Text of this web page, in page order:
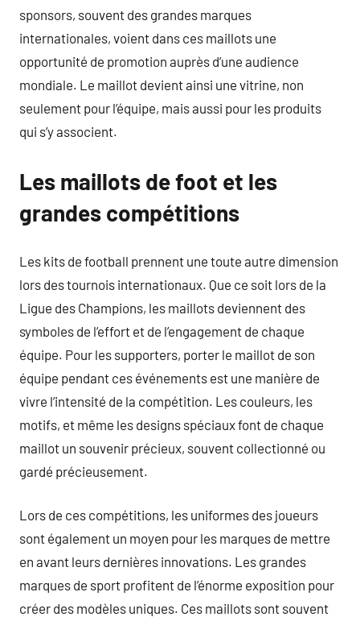
sponsors, souvent des grandes marques
internationales, voient dans ces maillots une
opportunité de promotion auprès d’une audience
mondiale. Le maillot devient ainsi une vitrine, non
seulement pour l’équipe, mais aussi pour les produits
qui s’y associent.
Les maillots de foot et les
grandes compétitions
Les kits de football prennent une toute autre dimension
lors des tournois internationaux. Que ce soit lors de la
Ligue des Champions, les maillots deviennent des
symboles de l’effort et de l’engagement de chaque
équipe. Pour les supporters, porter le maillot de son
équipe pendant ces événements est une manière de
vivre l’intensité de la compétition. Les couleurs, les
motifs, et même les designs spéciaux font de chaque
maillot un souvenir précieux, souvent collectionné ou
gardé précieusement.
Lors de ces compétitions, les uniformes des joueurs
sont également un moyen pour les marques de mettre
en avant leurs dernières innovations. Les grandes
marques de sport profitent de l’énorme exposition pour
créer des modèles uniques. Ces maillots sont souvent